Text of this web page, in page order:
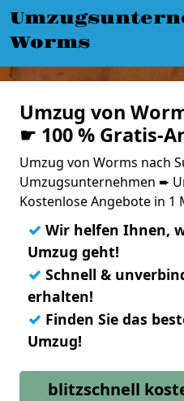
Worms
Umzug von
☛ 100 % Gratis-
Umzug von Worms nach
Umzugsunternehmen ➨
Kostenlose Angebote in 1
✓ Wir helfen Ihnen,
Umzug geht!
✓ Schnell &
erhalten!
✓ Finden Sie das
Umzug!
blitzschnell